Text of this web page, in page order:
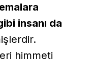
insanı da
himmeti